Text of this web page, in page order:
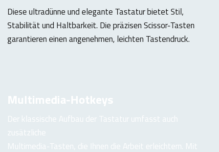
Diese ultradünne und elegante Tastatur bietet Stil,
Stabilität und Haltbarkeit. Die präzisen Scissor-Tasten
garantieren einen angenehmen, leichten Tastendruck.
Multimedia-Hotkeys
Der klassische Aufbau der Tastatur umfasst auch
zusätzliche
Multimedia-Tasten, die Ihnen die Arbeit erleichtern. Mit